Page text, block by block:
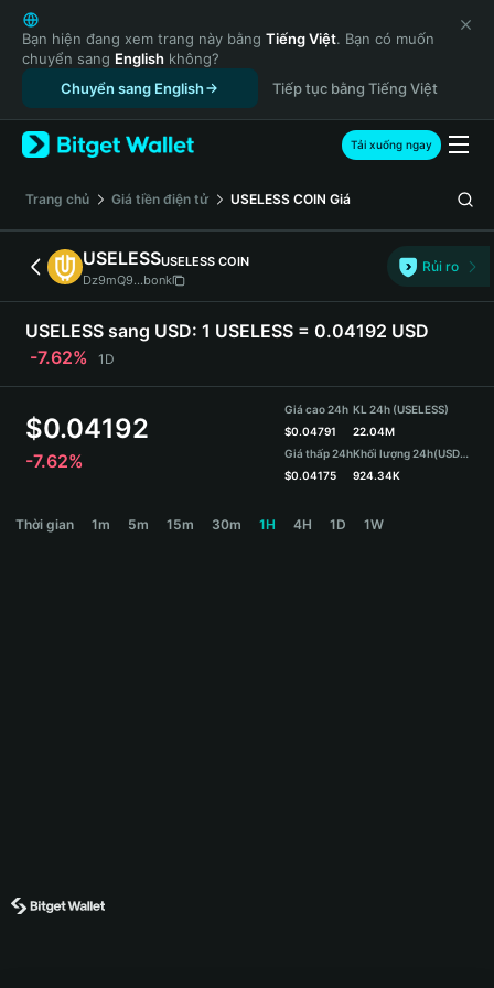
English
日本語
Tiếng Việt
Русский
Español (Latinoamérica)
Türkçe
Français
Deutsch
简体中文
繁體中文
Português (Portugal)
Bahasa Indonesia
ภาษาไทย
हिन्दी
Español
Português (Brasil)
Bạn hiện đang xem trang này bằng Tiếng Việt. Bạn có muốn
chuyển sang English không?
Chuyển sang English
Tiếp tục bằng Tiếng Việt
Tải xuống ngay
‌Trang chủ Giá tiền điện tử USELESS COIN Giá
USELESSUSELESS COIN
Dz9mQ9...bonk
Rủi ro
USELESS sang USD: 1 USELESS = 0.04192 USD
-7.62%
1D
$0.04192
-7.62%
Giá cao 24h
$0.04791
Giá thấp 24h
$0.04175
KL 24h (USELESS)
22.04M
Khối lượng 24h(USDT)
924.34K
Thời gian 1m 5m 15m 30m 1H 4H 1D 1W